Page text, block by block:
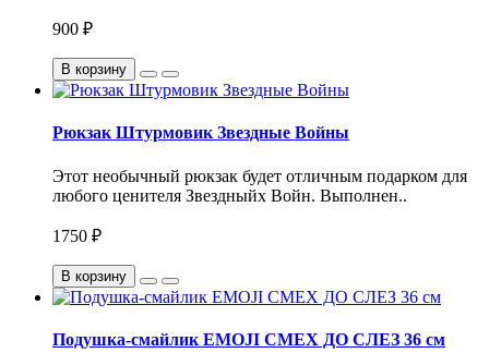
900 ₽
В корзину
Рюкзак Штурмовик Звездные Войны
Этот необычный рюкзак будет отличным подарком для
любого ценителя Звездныйх Войн. Выполнен..
1750 ₽
В корзину
Подушка-смайлик EMOJI СМЕХ ДО СЛЕЗ 36 см